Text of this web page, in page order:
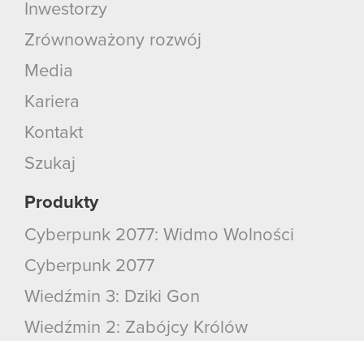
Inwestorzy
Zrównoważony rozwój
Media
Kariera
Kontakt
Szukaj
Produkty
Cyberpunk 2077: Widmo Wolności
Cyberpunk 2077
Wiedźmin 3: Dziki Gon
Wiedźmin 2: Zabójcy Królów